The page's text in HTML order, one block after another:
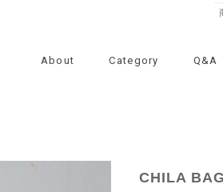
About Category Q&A
CHILA